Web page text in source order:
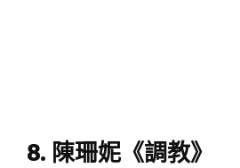
8. 陳珊妮《調教》